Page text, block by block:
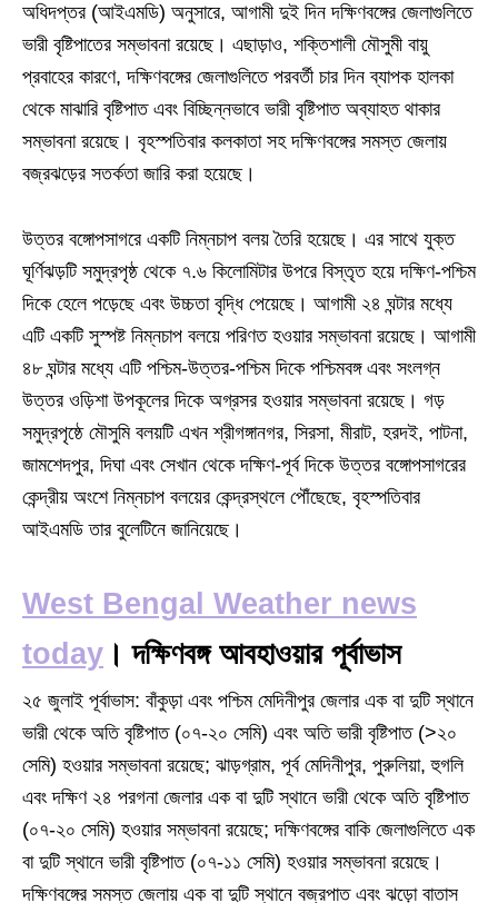
অধিদপ্তর (আইএমডি) অনুসারে, আগামী দুই দিন দক্ষিণবঙ্গের জেলাগুলিতে
ভারী বৃষ্টিপাতের সম্ভাবনা রয়েছে। এছাড়াও, শক্তিশালী মৌসুমী বায়ু
প্রবাহের কারণে, দক্ষিণবঙ্গের জেলাগুলিতে পরবর্তী চার দিন ব্যাপক হালকা
থেকে মাঝারি বৃষ্টিপাত এবং বিচ্ছিন্নভাবে ভারী বৃষ্টিপাত অব্যাহত থাকার
সম্ভাবনা রয়েছে। বৃহস্পতিবার কলকাতা সহ দক্ষিণবঙ্গের সমস্ত জেলায়
বজ্রঝড়ের সতর্কতা জারি করা হয়েছে।
উত্তর বঙ্গোপসাগরে একটি নিম্নচাপ বলয় তৈরি হয়েছে। এর সাথে যুক্ত
ঘূর্ণিঝড়টি সমুদ্রপৃষ্ঠ থেকে ৭.৬ কিলোমিটার উপরে বিস্তৃত হয়ে দক্ষিণ-পশ্চিম
দিকে হেলে পড়েছে এবং উচ্চতা বৃদ্ধি পেয়েছে। আগামী ২৪ ঘন্টার মধ্যে
এটি একটি সুস্পষ্ট নিম্নচাপ বলয়ে পরিণত হওয়ার সম্ভাবনা রয়েছে। আগামী
৪৮ ঘন্টার মধ্যে এটি পশ্চিম-উত্তর-পশ্চিম দিকে পশ্চিমবঙ্গ এবং সংলগ্ন
উত্তর ওড়িশা উপকূলের দিকে অগ্রসর হওয়ার সম্ভাবনা রয়েছে। গড়
সমুদ্রপৃষ্ঠে মৌসুমি বলয়টি এখন শ্রীগঙ্গানগর, সিরসা, মীরাট, হরদই, পাটনা,
জামশেদপুর, দিঘা এবং সেখান থেকে দক্ষিণ-পূর্ব দিকে উত্তর বঙ্গোপসাগরের
কেন্দ্রীয় অংশে নিম্নচাপ বলয়ের কেন্দ্রস্থলে পৌঁছেছে, বৃহস্পতিবার
আইএমডি তার বুলেটিনে জানিয়েছে।
West Bengal Weather news
today । দক্ষিণবঙ্গ আবহাওয়ার পূর্বাভাস
২৫ জুলাই পূর্বাভাস: বাঁকুড়া এবং পশ্চিম মেদিনীপুর জেলার এক বা দুটি স্থানে
ভারী থেকে অতি বৃষ্টিপাত (০৭-২০ সেমি) এবং অতি ভারী বৃষ্টিপাত (>২০
সেমি) হওয়ার সম্ভাবনা রয়েছে; ঝাড়গ্রাম, পূর্ব মেদিনীপুর, পুরুলিয়া, হুগলি
এবং দক্ষিণ ২৪ পরগনা জেলার এক বা দুটি স্থানে ভারী থেকে অতি বৃষ্টিপাত
(০৭-২০ সেমি) হওয়ার সম্ভাবনা রয়েছে; দক্ষিণবঙ্গের বাকি জেলাগুলিতে এক
বা দুটি স্থানে ভারী বৃষ্টিপাত (০৭-১১ সেমি) হওয়ার সম্ভাবনা রয়েছে।
দক্ষিণবঙ্গের সমস্ত জেলায় এক বা দুটি স্থানে বজ্রপাত এবং ঝড়ো বাতাস